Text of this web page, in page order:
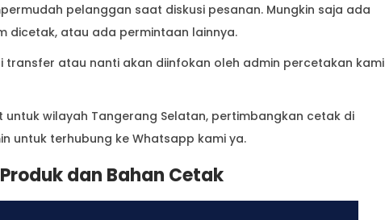
pelanggan saat diskusi pesanan. Mungkin saja ada
dicetak, atau ada permintaan lainnya.
transfer atau nanti akan diinfokan oleh admin percetakan kami
wilayah Tangerang Selatan, pertimbangkan cetak di
untuk terhubung ke Whatsapp kami ya.
dan Bahan Cetak